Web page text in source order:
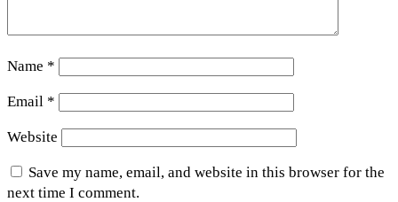
Name *
Email *
Website
Save my name, email, and website in this browser for the
next time I comment.